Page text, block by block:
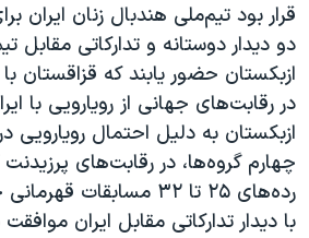
قرار بود تیم‌ملی هندبال زنان ایران
دو دیدار دوستانه و‌ تدارکاتی مقابل
ازبکستان حضور یابند که قزاقستان
در رقابت‌های جهانی از رویارویی با
ازبکستان به دلیل احتمال
چهارم گروه‌ها، در رقابت‌های
رده‌های ۲۵ تا ۳۲ مسابقات
با دیدار تدارکاتی مقابل ایران موافقت